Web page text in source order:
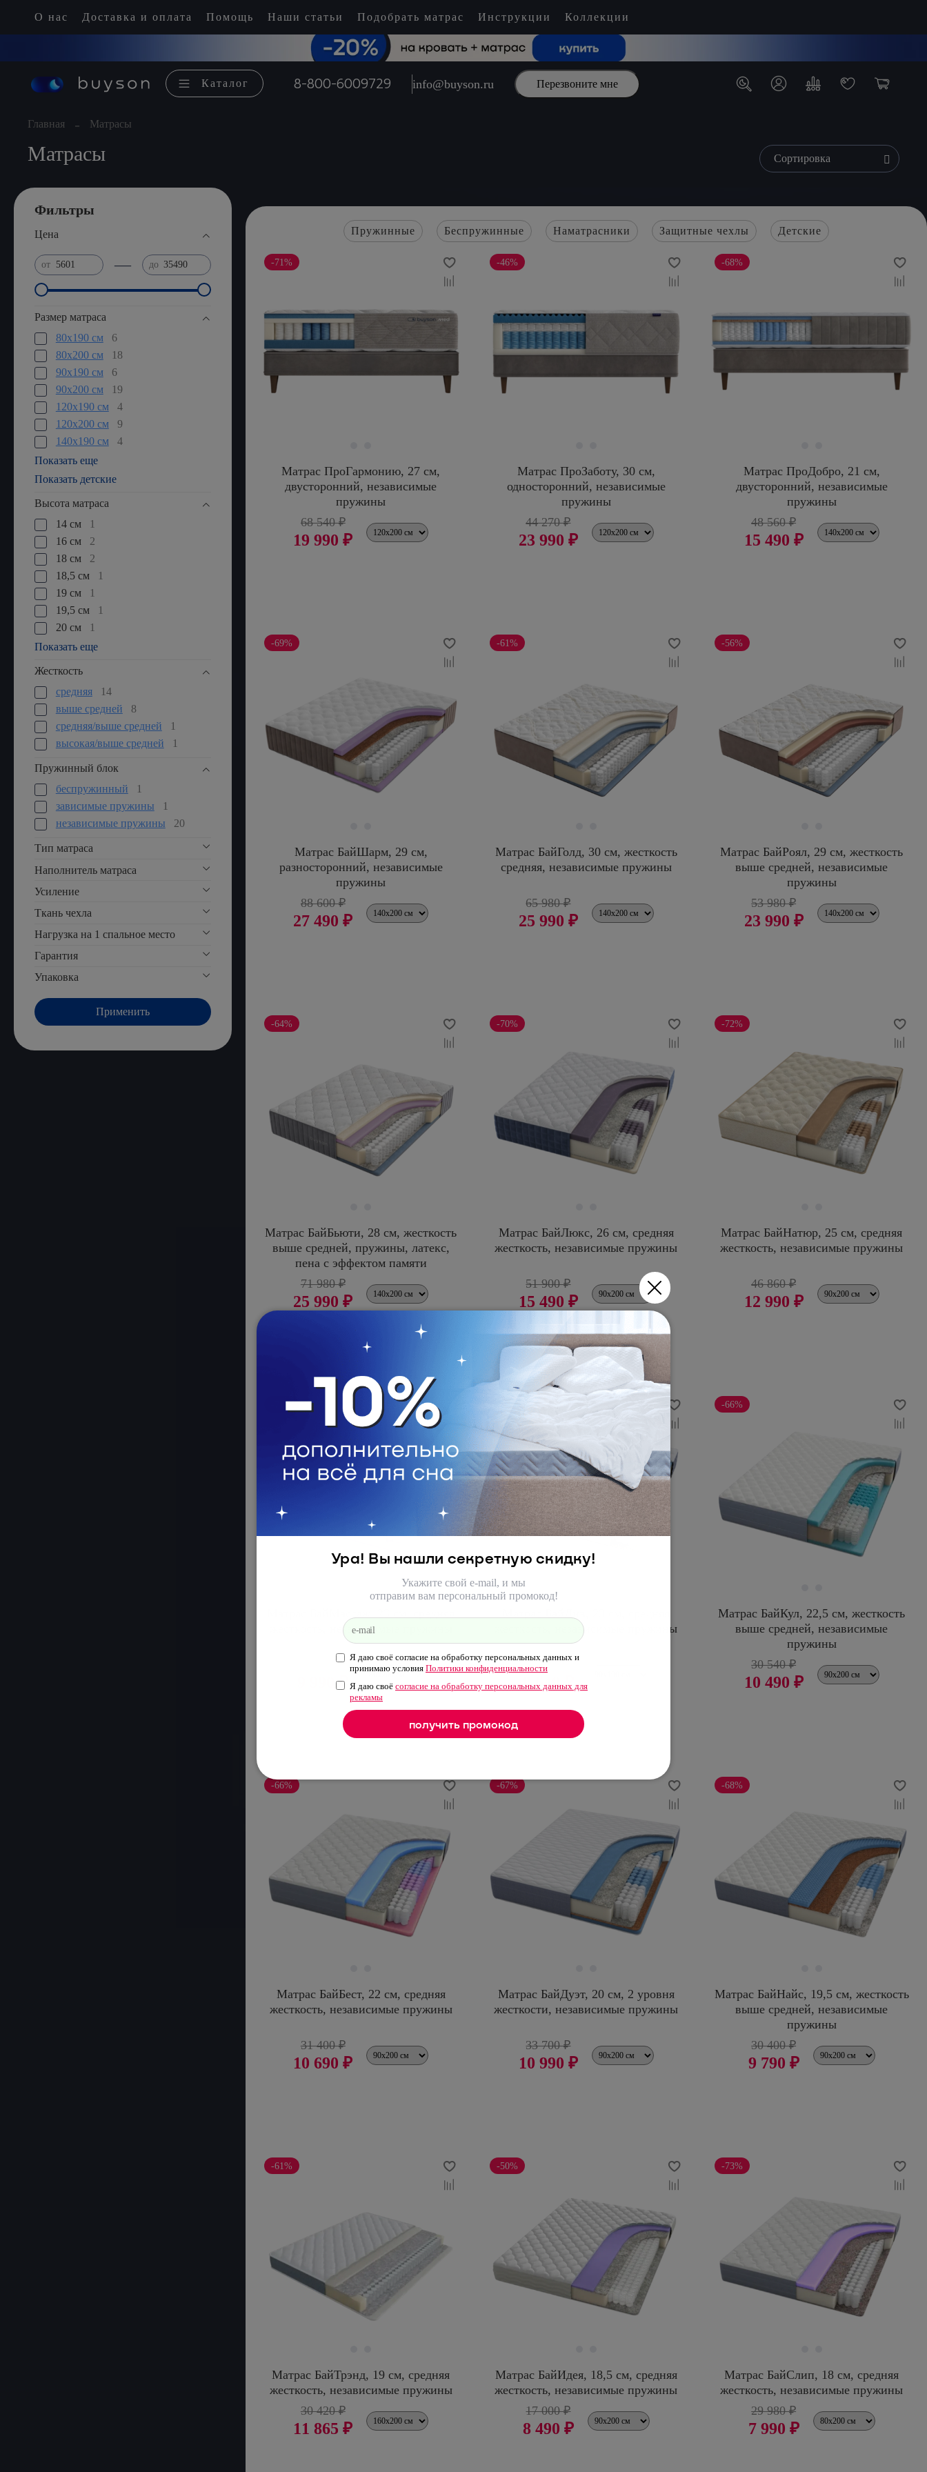
О нас Доставка и оплата Помощь Наши статьи Подобрать матрас Инструкции Коллекции
Каталог 8-800-6009729 info@buyson.ru Перезвоните мне
Главная Матрасы
Матрасы
Пружинные Беспружинные Наматрасники Защитные чехлы Детские
-71%
Матрас ПроГармонию, 27 см,
двусторонний, независимые
пружины
68 540 ₽
19 990 ₽
-46%
Матрас ПроЗаботу, 30 см,
односторонний, независимые
пружины
44 270 ₽
23 990 ₽
-68%
Матрас ПроДобро, 21 см,
двусторонний, независимые
пружины
48 560 ₽
15 490 ₽
-69%
Матрас БайШарм, 29 см,
разносторонний, независимые
пружины
88 600 ₽
27 490 ₽
-61%
Матрас БайГолд, 30 см, жесткость
средняя, независимые пружины
65 980 ₽
25 990 ₽
-56%
Матрас БайРоял, 29 см, жесткость
выше средней, независимые
пружины
53 980 ₽
23 990 ₽
-64%
Матрас БайБьюти, 28 см, жесткость
выше средней, пружины, латекс,
пена с эффектом памяти
71 980 ₽
25 990 ₽
-70%
Матрас БайЛюкс, 26 см, средняя
жесткость, независимые пружины
51 900 ₽
15 490 ₽
-72%
Матрас БайНатюр, 25 см, средняя
жесткость, независимые пружины
46 860 ₽
12 990 ₽
-71%
жесткость, независимые пружины
33 980 ₽
9 990 ₽
жесткость, независимые пружины
41 120 ₽
8 640 ₽
-66%
Матрас БайКул, 22,5 см, жесткость
выше средней, независимые
пружины
30 540 ₽
10 490 ₽
-66%
Матрас БайБест, 22 см, средняя
жесткость, независимые пружины
31 400 ₽
10 690 ₽
-67%
Матрас БайДуэт, 20 см, 2 уровня
жесткости, независимые пружины
33 700 ₽
10 990 ₽
-68%
Матрас БайНайс, 19,5 см, жесткость
выше средней, независимые
пружины
30 400 ₽
9 790 ₽
-61%
Матрас БайТрэнд, 19 см, средняя
жесткость, независимые пружины
30 420 ₽
11 865 ₽
-50%
Матрас БайИдея, 18,5 см, средняя
жесткость, независимые пружины
17 000 ₽
8 490 ₽
-73%
Матрас БайСлип, 18 см, средняя
жесткость, независимые пружины
29 980 ₽
7 990 ₽
Фильтры
Цена
от — до
Размер матраса
80х190 см
6
80x200 см
18
90х190 см
6
90x200 см
19
120х190 см
4
120х200 см
9
140х190 см
4
Показать еще
Показать детские
Высота матраса
14 см
1
16 см
2
18 см
2
18,5 см
1
19 см
1
19,5 см
1
20 см
1
Показать еще
Жесткость
средняя
14
выше средней
8
средняя/выше средней
1
высокая/выше средней
1
Пружинный блок
беспружинный
1
зависимые пружины
1
независимые пружины
20
Тип матраса
Наполнитель матраса
Усиление
Ткань чехла
Нагрузка на 1 спальное место
Гарантия
Упаковка
Применить
Ура! Вы нашли секретную скидку!
Укажите свой e-mail, и мы
отправим вам персональный промокод!
Я даю своё согласие на обработку персональных данных и
принимаю условия Политики конфиденциальности
Я даю своё согласие на обработку персональных данных для
рекламы